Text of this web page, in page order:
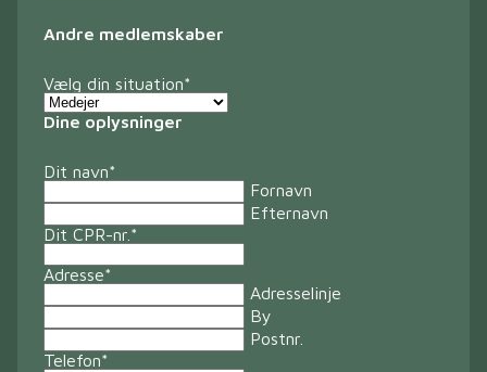
Andre medlemskaber
Vælg din situation*
Dine oplysninger
Dit navn*
Fornavn
Efternavn
Dit CPR-nr. *
Adresse*
Adresselinje
By
Postnr.
Telefon*